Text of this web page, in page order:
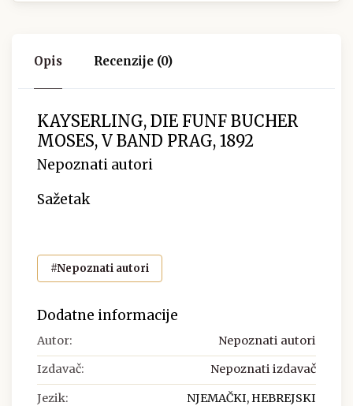
Opis Recenzije (0)
KAYSERLING, DIE FUNF BUCHER
MOSES, V BAND PRAG, 1892
Nepoznati autori
Sažetak
#Nepoznati autori
Dodatne informacije
Autor: Nepoznati autori
Izdavač: Nepoznati izdavač
Jezik: NJEMAČKI, HEBREJSKI